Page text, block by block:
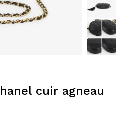
cuir agneau